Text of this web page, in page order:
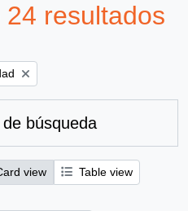
resultados
búsqueda
view
Table view